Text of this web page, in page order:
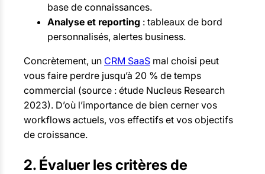
base de connaissances.
Analyse et reporting : tableaux de bord
personnalisés, alertes business.
Concrètement, un CRM SaaS mal choisi peut
vous faire perdre jusqu’à 20 % de temps
commercial (source : étude Nucleus Research
2023). D’où l’importance de bien cerner vos
workflows actuels, vos effectifs et vos objectifs
de croissance.
2. Évaluer les critères de